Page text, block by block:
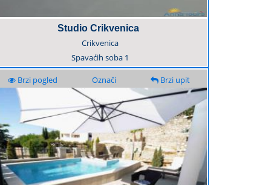
Studio Crikvenica
Crikvenica
Spavaćih soba 1
Brzi pogled Označi Brzi upit